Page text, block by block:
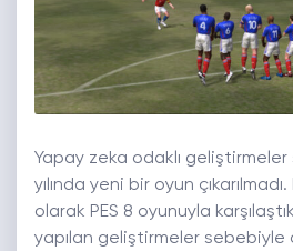
Yapay zeka odaklı
yılında yeni bir oyun
olarak PES 8 oyunuyla
yapılan geliştirmeler sebebiyle